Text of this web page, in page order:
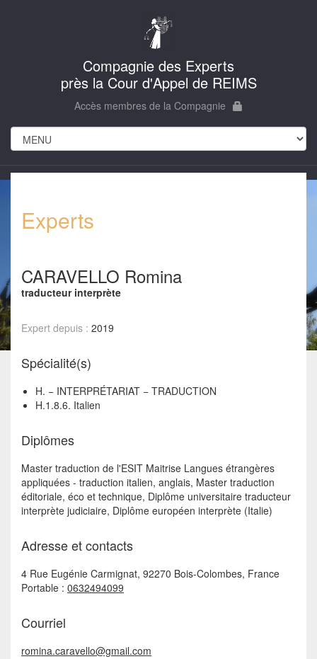
Compagnie des Experts
près la Cour d'Appel de REIMS
Accès membres de la Compagnie
Experts
CARAVELLO Romina
traducteur interprète
Expert depuis : 2019
Spécialité(s)
H. − INTERPRÉTARIAT − TRADUCTION
H.1.8.6. Italien
Diplômes
Master traduction de l'ESIT Maitrise Langues étrangères
appliquées - traduction italien, anglais, Master traduction
éditoriale, éco et technique, Diplôme universitaire traducteur
interprète judiciaire, Diplôme européen interprète (Italie)
Adresse et contacts
4 Rue Eugénie Carmignat, 92270 Bois-Colombes, France
Portable : 0632494099
Courriel
romina.caravello@gmail.com